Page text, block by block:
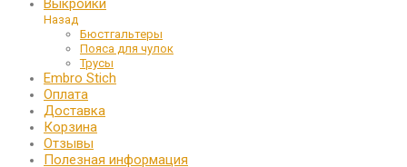
Выкройки
Назад
Бюстгальтеры
Пояса для чулок
Трусы
Embro Stich
Оплата
Доставка
Корзина
Отзывы
Полезная информация